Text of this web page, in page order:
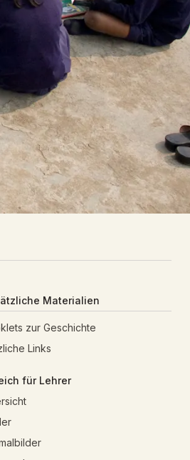
Materialien
zur Geschichte
Links
für Lehrer